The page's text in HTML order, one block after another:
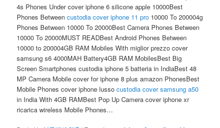
4s Phones Under cover iphone 6 silicone apple 10000Best
Phones Betweencustodia cover iphone 11 pro 10000 To 200004g
Phones Between 10000 To 20000Best Camera Phones Between
10000 To 20000MUST READBest Android Phones Between
10000 to 200004GB RAM Mobiles With miglior prezzo cover
samsung s6 4000MAH Battery4GB RAM MobilesBest Big
Screen Smartphones custodia iphone 5 batteria in IndiaBest 48
MP Camera Mobile cover for iphone 8 plus amazon PhonesBest
Mobile Phones cover iphone lussocustodia cover samsung a50
in India With 4GB RAMBest Pop Up Camera cover iphone xr
ricarica wireless Mobile Phones…